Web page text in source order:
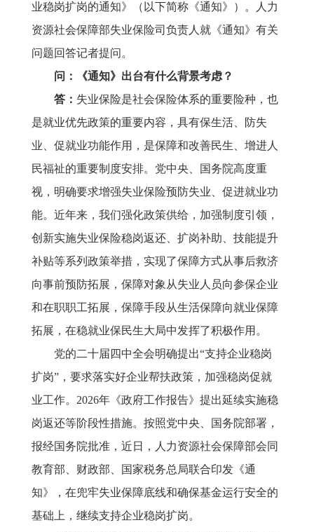
收藏
业稳岗扩岗的通知》（以下简称《通知》）。人力
资源社会保障部失业保险司负责人就《通知》有关
问题回答记者提问。
问：《通知》出台有什么背景考虑？
答： 失业保险是社会保险体系的重要险种，也
是就业优先政策的重要内容，具有保生活、防失
业、促就业功能作用，是保障和改善民生、增进人
民福祉的重要制度安排。党中央、国务院高度重
视，明确要求增强失业保险预防失业、促进就业功
能。近年来，我们强化政策供给，加强制度引领，
创新实施失业保险稳岗返还、扩岗补助、技能提升
补贴等系列政策举措，实现了保障方式从事后救济
向事前预防拓展，保障对象从失业人员向参保企业
和在职职工拓展，保障手段从生活保障向就业保障
拓展，在稳就业保民生大局中发挥了积极作用。
党的二十届四中全会明确提出“支持企业稳岗
扩岗”，要求落实好企业帮扶政策，加强稳岗促就
业工作。2026年《政府工作报告》提出延续实施稳
岗返还等阶段性措施。按照党中央、国务院部署，
报经国务院批准，近日，人力资源社会保障部会同
教育部、财政部、国家税务总局联合印发《通
知》，在兜牢失业保障底线和确保基金运行安全的
基础上，继续支持企业稳岗扩岗。